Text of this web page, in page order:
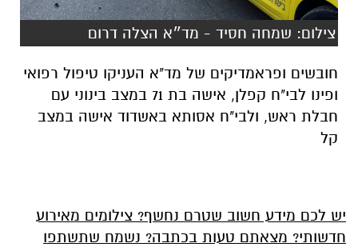
צילום: שמחה חסיד - מד״א הצלה דרום
חובשים ופראמדיקים של מד"א העניקו טיפול רפואי
ופינו לבי"ח קפלן, אישה בת 71 במצב בינוני עם
חבלת ראש, ולבי"ח אסותא באשדוד אישה במצב
קל
יש לכם מידע חשוב שטרם נחשף? צילומים מאירוע
חדשותי? מצאתם טעות בכתבה? נשמח שתשתפו